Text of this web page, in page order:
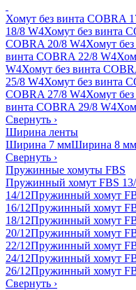
Хомут без винта COBRA
18/8 W4Хомут без винта
COBRA 20/8 W4Хомут
винта COBRA 22/8 W4
W4Хомут без винта
25/8 W4Хомут без винта
COBRA 27/8 W4Хомут
винта COBRA 29/8 W4
Свернуть ›
Ширина ленты
Ширина 7 ммШирина 8 мм
Свернуть ›
Пружинные хомуты FBS
Пружинный хомут FBS
14/12Пружинный хомут
16/12Пружинный хомут
18/12Пружинный хомут
20/12Пружинный хомут
22/12Пружинный хомут
24/12Пружинный хомут
26/12Пружинный хомут
Свернуть ›